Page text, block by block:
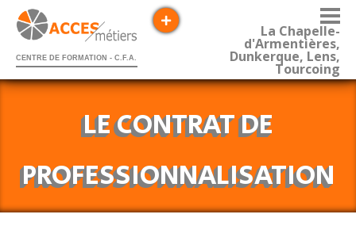
CENTRE DE FORMATION - C.F.A.
La Chapelle-
d'Armentières,
Dunkerque, Lens,
Tourcoing
LE CONTRAT DE
PROFESSIONNALISATION